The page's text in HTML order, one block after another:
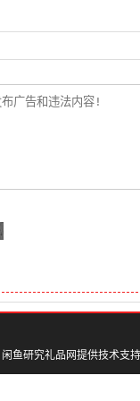
闲鱼研究礼品网提供技术支持